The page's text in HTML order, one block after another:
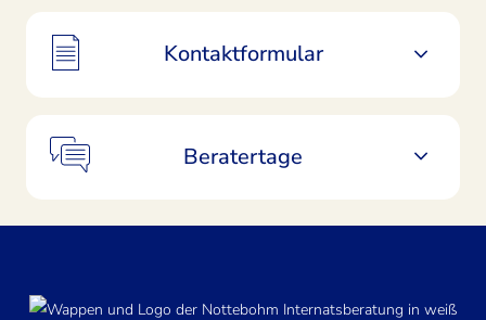
Kontaktformular
Beratertage